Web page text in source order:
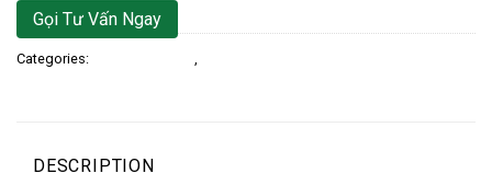
Gọi Tư Vấn Ngay
Categories:
DESCRIPTION